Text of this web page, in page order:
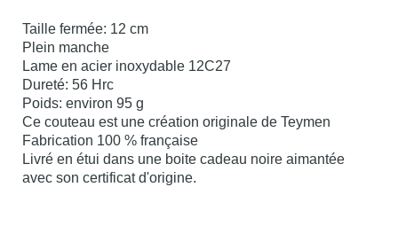
Taille fermée: 12 cm
Plein manche
Lame en acier inoxydable 12C27
Dureté: 56 Hrc
Poids: environ 95 g
Ce couteau est une création originale de Teymen
Fabrication 100 % française
Livré en étui dans une boite cadeau noire aimantée
avec son certificat d'origine.